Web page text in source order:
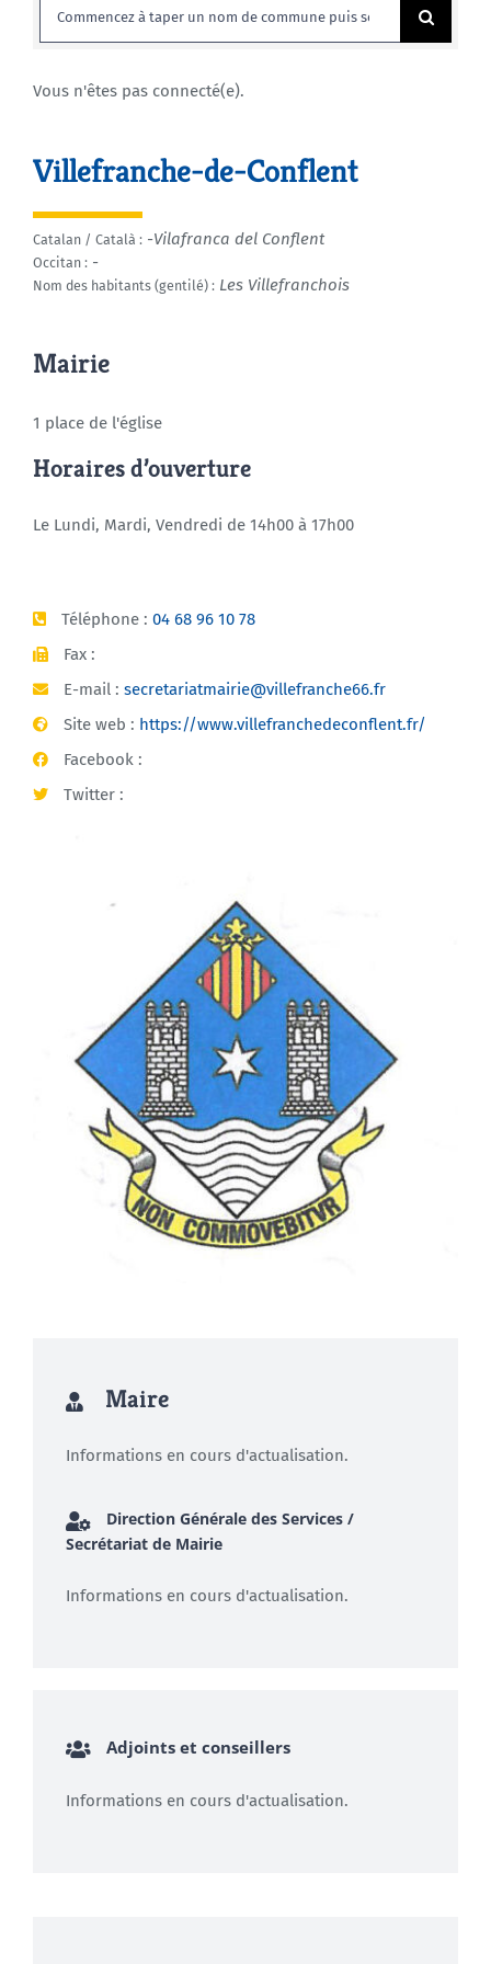
Rechercher:
Vous n'êtes pas connecté(e).
Villefranche-de-Conflent
Catalan / Català : -Vilafranca del Conflent
Occitan : -
Nom des habitants (gentilé) : Les Villefranchois
Mairie
1 place de l'église
Horaires d’ouverture
Le Lundi, Mardi, Vendredi de 14h00 à 17h00
Téléphone : 04 68 96 10 78
Fax :
E-mail : secretariatmairie@villefranche66.fr
Site web : https://www.villefranchedeconflent.fr/
Facebook :
Twitter :
Maire
Informations en cours d'actualisation.
Direction Générale des Services /
Secrétariat de Mairie
Informations en cours d'actualisation.
Adjoints et conseillers
Informations en cours d'actualisation.